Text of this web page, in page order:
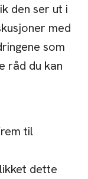
den ser ut i
med
som
råd du kan
til
dette